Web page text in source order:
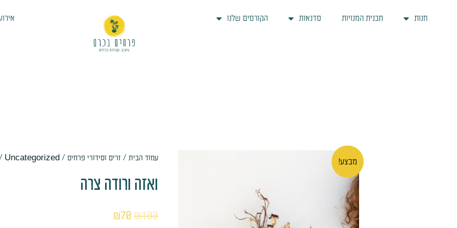
חנות תכנית המנויות סדנאות הקורסים שלנו
מבצע! עמוד הבית/ זרים וסידורי פרחים/
Uncategorized
ואזה ורודה צרה
₪100
המחיר
המקורי
₪70
המחיר
הנוכחי
כמות
ואזה